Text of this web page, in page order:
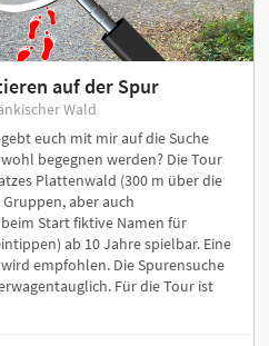
auf der Spur
Wald
euch mit mir auf die Suche
begegnen werden? Die Tour
Plattenwald (300 m über die
aber auch
Start fiktive Namen für
ab 10 Jahre spielbar. Eine
empfohlen. Die Spurensuche
Für die Tour ist